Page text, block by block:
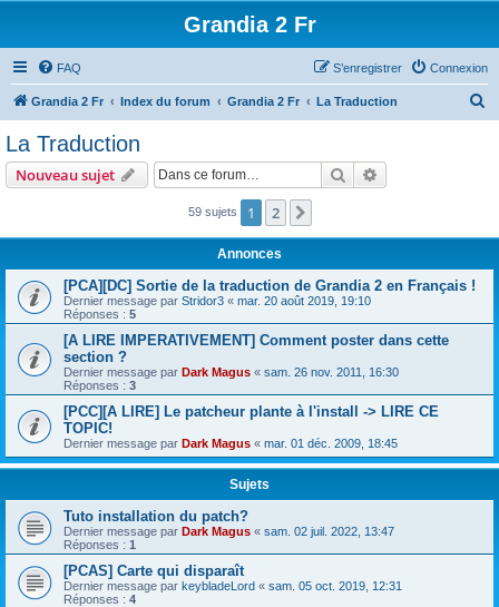
Grandia 2 Fr
FAQ Connexion
S’enregistrer
Grandia 2 Fr Index du forum Grandia 2 Fr La Traduction
La Traduction
Nouveau sujet Rechercher
59 sujets 1 2
Annonces
[PCA][DC] Sortie de la traduction de Grandia 2 en Français !
Dernier message par Stridor3 « mar. 20 août 2019, 19:10
Réponses : 5
[A LIRE IMPERATIVEMENT] Comment poster dans cette
section ?
Dernier message par Dark Magus « sam. 26 nov. 2011, 16:30
Réponses : 3
[PCC][A LIRE] Le patcheur plante à l'install -> LIRE CE
TOPIC!
Dernier message par Dark Magus « mar. 01 déc. 2009, 18:45
Sujets
Tuto installation du patch?
Dernier message par Dark Magus « sam. 02 juil. 2022, 13:47
Réponses : 1
[PCAS] Carte qui disparaît
Dernier message par keybladeLord « sam. 05 oct. 2019, 12:31
Réponses : 4